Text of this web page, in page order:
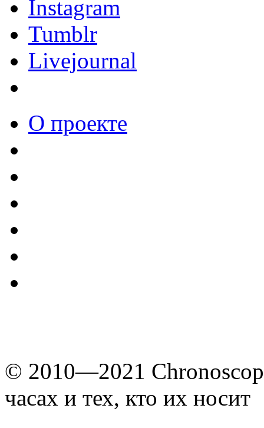
Instagram
Tumblr
Livejournal
О проекте
© 2010—2021
часах и тех, кто их носит